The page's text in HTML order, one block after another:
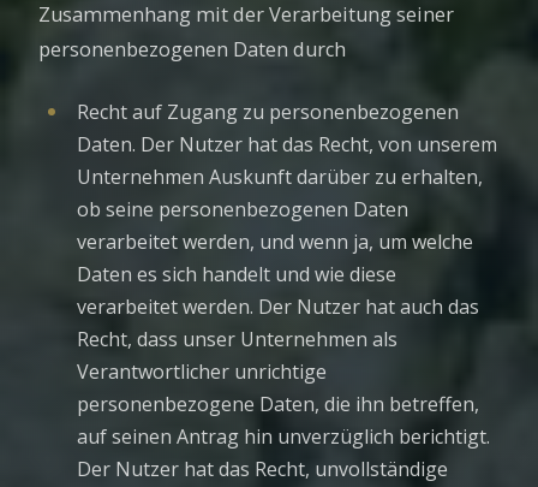
Zusammenhang mit der Verarbeitung seiner
personenbezogenen Daten durch
Recht auf Zugang zu personenbezogenen
Daten. Der Nutzer hat das Recht, von unserem
Unternehmen Auskunft darüber zu erhalten,
ob seine personenbezogenen Daten
verarbeitet werden, und wenn ja, um welche
Daten es sich handelt und wie diese
verarbeitet werden. Der Nutzer hat auch das
Recht, dass unser Unternehmen als
Verantwortlicher unrichtige
personenbezogene Daten, die ihn betreffen,
auf seinen Antrag hin unverzüglich berichtigt.
Der Nutzer hat das Recht, unvollständige